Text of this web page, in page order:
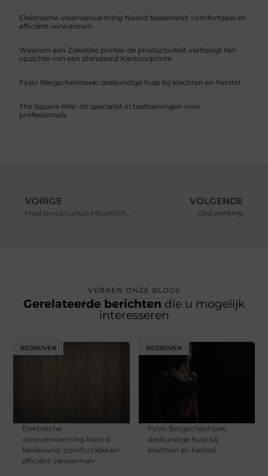
Elektrische vloerverwarming Noord Nederland: comfortabel en
efficiënt verwarmen
Waarom een Zakelijke printer de productiviteit verhoogt ten
opzichte van een standaard Kantoorprinte
Fysio Bergschenhoek: deskundige hulp bij klachten en herstel
The Square Mile: dé specialist in taaltrainingen voor
professionals
VORIGE
Haal je vca cursus Maastricht snel en gemakkelijk met deze 3 tips!
VOLGENDE
cbd werking
VERKEN ONZE BLOGS
Gerelateerde berichten die u mogelijk
interesseren
BEDRIJVEN
Elektrische
vloerverwarming Noord
Nederland: comfortabel en
efficiënt verwarmen
BEDRIJVEN
Fysio Bergschenhoek:
deskundige hulp bij
klachten en herstel